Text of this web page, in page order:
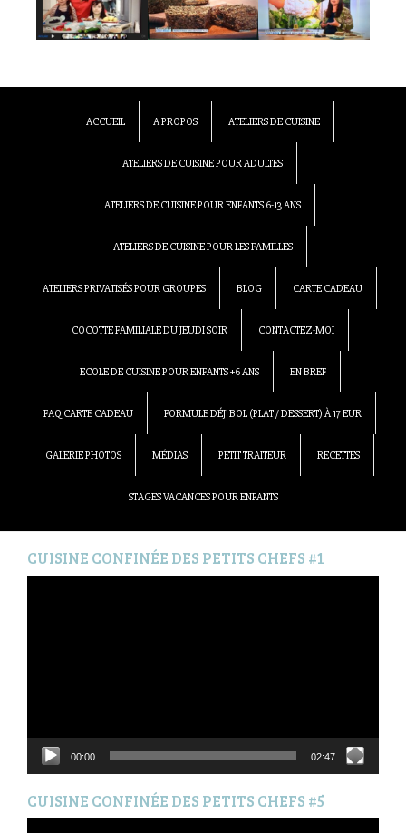
ACCUEIL A PROPOS ATELIERS DE CUISINE
ATELIERS DE CUISINE POUR ADULTES
ATELIERS DE CUISINE POUR ENFANTS 6-13 ANS
ATELIERS DE CUISINE POUR LES FAMILLES
ATELIERS PRIVATISÉS POUR GROUPES BLOG CARTE CADEAU
COCOTTE FAMILIALE DU JEUDI SOIR CONTACTEZ-MOI
ECOLE DE CUISINE POUR ENFANTS +6 ANS EN BREF
FAQ CARTE CADEAU FORMULE DÉJ’ BOL (PLAT / DESSERT) À 17 EUR
GALERIE PHOTOS MÉDIAS PETIT TRAITEUR RECETTES
STAGES VACANCES POUR ENFANTS
CUISINE CONFINÉE DES PETITS CHEFS #1
00:00 02:47
CUISINE CONFINÉE DES PETITS CHEFS #5